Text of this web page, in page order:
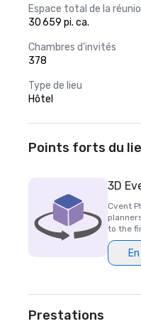
Espace total de la
30 659 pi. ca.
Chambres d'invités
378
Type de lieu
Hôtel
Points forts du
3D
Cvent
to the
Prestations